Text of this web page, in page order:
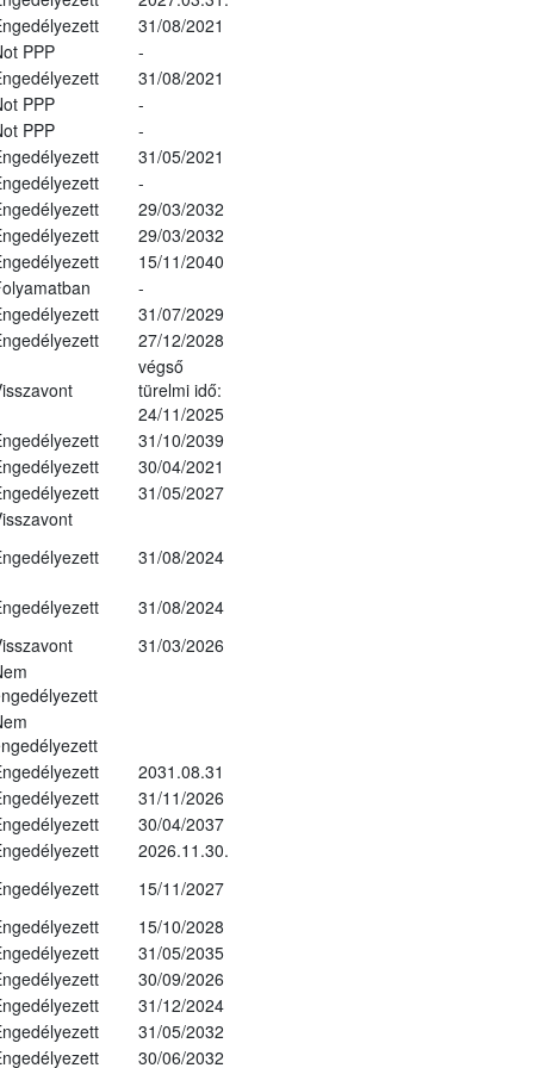
31/08/2021
PPP
-
31/08/2021
PPP
-
PPP
-
31/05/2021
-
29/03/2032
29/03/2032
15/11/2040
-
31/07/2029
27/12/2028
végső
türelmi idő:
24/11/2025
31/10/2039
30/04/2021
31/05/2027
31/08/2024
31/08/2024
31/03/2026
2031.08.31
31/11/2026
30/04/2037
2026.11.30.
15/11/2027
15/10/2028
31/05/2035
30/09/2026
31/12/2024
31/05/2032
30/06/2032